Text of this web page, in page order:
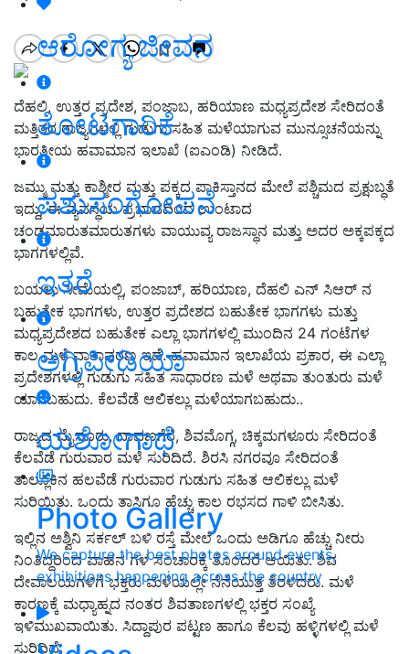
ಆರೋಗ್ಯ ಜೀವನ
ತೋಟಗಾರಿಕೆ
ಪಶುಸಂಗೋಪನೆ
ಇತರೆ
ಅಗ್ರಿಪೀಡಿಯಾ
ಯಶೋಗಾಥೆ
Photo Gallery
We capture the best photos around events,
exhibitions happening across the country
ದೆಹಲಿ, ಉತ್ತರ ಪ್ರದೇಶ, ಪಂಜಾಬ, ಹರಿಯಾಣ ಮಧ್ಯಪ್ರದೇಶ ಸೇರಿದಂತೆ
ಮತ್ತಿತರ ರಾಜ್ಯಗಳಲ್ಲಿ ಗುಡುಗು ಸಹಿತ ಮಳೆಯಾಗುವ ಮುನ್ಸೂಚನೆಯನ್ನು
ಭಾರತೀಯ ಹವಾಮಾನ ಇಲಾಖೆ (ಐಎಂಡಿ) ನೀಡಿದೆ.
ಜಮ್ಮು ಮತ್ತು ಕಾಶ್ಮೀರ ಮತ್ತು ಪಕ್ಕದ ಪಾಕಿಸ್ತಾನದ ಮೇಲೆ ಪಶ್ಚಿಮದ ಪ್ರಕ್ಷುಬ್ಧತೆ
ಇದ್ದು, ಈ ವ್ಯವಸ್ಥೆಯ ಪ್ರಭಾವದಿಂದ ಉಂಟಾದ
ಚಂಡಮಾರುತಮಾರುತಗಳು ವಾಯುವ್ಯ ರಾಜಸ್ಥಾನ ಮತ್ತು ಅದರ ಅಕ್ಕಪಕ್ಕದ
ಭಾಗಗಳಲ್ಲಿವೆ.
ಬಯಲು ಸೀಮೆಯಲ್ಲಿ, ಪಂಜಾಬ್, ಹರಿಯಾಣ, ದೆಹಲಿ ಎನ್ ಸಿಆರ್ ನ
ಬಹುತೇಕ ಭಾಗಗಳು, ಉತ್ತರ ಪ್ರದೇಶದ ಬಹುತೇಕ ಭಾಗಗಳು ಮತ್ತು
ಮಧ್ಯಪ್ರದೇಶದ ಬಹುತೇಕ ಎಲ್ಲಾ ಭಾಗಗಳಲ್ಲಿ ಮುಂದಿನ 24 ಗಂಟೆಗಳ
ಕಾಲ ಮಳೆ ವಾತಾವರಣ ಇದೆ. ಹವಾಮಾನ ಇಲಾಖೆಯ ಪ್ರಕಾರ, ಈ ಎಲ್ಲಾ
ಪ್ರದೇಶಗಳಲ್ಲಿ ಗುಡುಗು ಸಹಿತ ಸಾಧಾರಣ ಮಳೆ ಅಥವಾ ತುಂತುರು ಮಳೆ
ಯಾಗಬಹುದು. ಕೆಲವೆಡೆ ಆಲಿಕಲ್ಲು ಮಳೆಯಾಗಬಹುದು..
ರಾಜ್ಯದ ಮೈಸೂರು, ದಾವಣಗೆರೆ, ಶಿವಮೊಗ್ಗ, ಚಿಕ್ಕಮಗಳೂರು ಸೇರಿದಂತೆ
ಕೆಲವೆಡೆ ಗುರುವಾರ ಮಳೆ ಸುರಿದಿದೆ. ಶಿರಸಿ ನಗರವೂ ಸೇರಿದಂತೆ
ತಾಲ್ಲೂಕಿನ ಹಲವೆಡೆ ಗುರುವಾರ ಗುಡುಗು ಸಹಿತ ಆಲಿಕಲ್ಲು ಮಳೆ
ಸುರಿಯಿತು. ಒಂದು ತಾಸಿಗೂ ಹೆಚ್ಚು ಕಾಲ ರಭಸದ ಗಾಳಿ ಬೀಸಿತು.
ಇಲ್ಲಿನ ಅಶ್ವಿನಿ ಸರ್ಕಲ್ ಬಳಿ ರಸ್ತೆ ಮೇಲೆ ಒಂದು ಅಡಿಗೂ ಹೆಚ್ಚು ನೀರು
ನಿಂತಿದ್ದರಿಂದ ವಾಹನ ಗಳ ಸಂಚಾರಕ್ಕೆ ತೊಂದರೆ ಆಯಿತು. ಶಿವ
ದೇವಾಲಯಗಳಿಗೆ ಭಕ್ತರು ಮಳೆಯಲ್ಲೇ ನೆನೆಯುತ್ತ ತೆರಳಿದರು. ಮಳೆ
ಕಾರಣಕ್ಕೆ ಮಧ್ಯಾಹ್ನದ ನಂತರ ಶಿವತಾಣಗಳಲ್ಲಿ ಭಕ್ತರ ಸಂಖ್ಯೆ
ಇಳಿಮುಖವಾಯಿತು. ಸಿದ್ದಾಪುರ ಪಟ್ಟಣ ಹಾಗೂ ಕೆಲವು ಹಳ್ಳಿಗಳಲ್ಲಿ ಮಳೆ
ಸುರಿದಿದೆ.